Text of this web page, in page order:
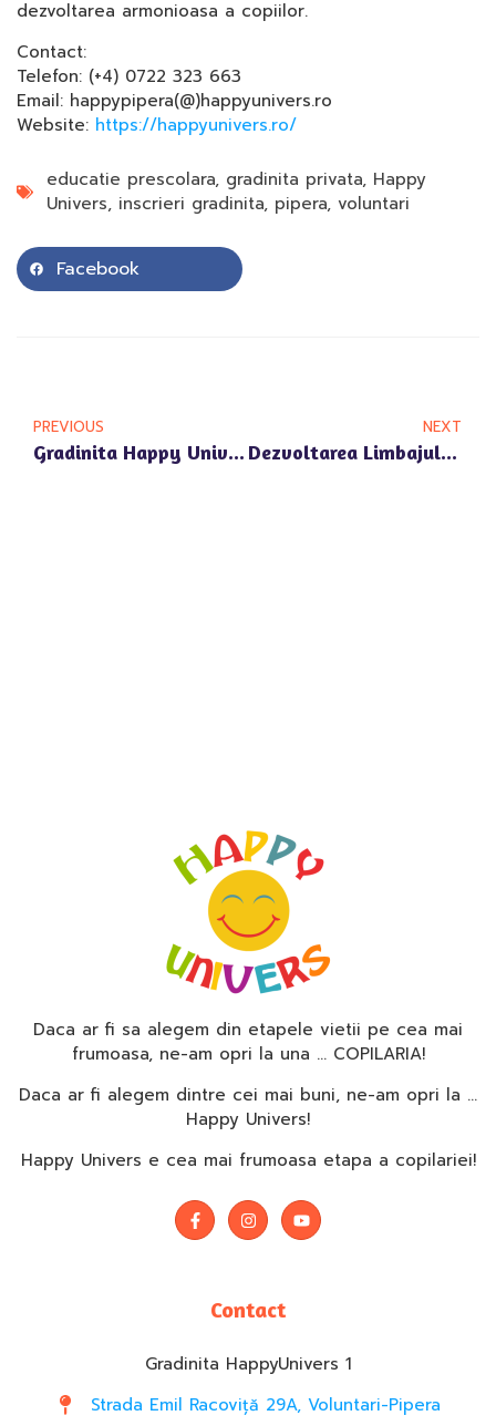
dezvoltarea armonioasa a copiilor.
Contact:
Telefon: (+4) 0722 323 663
Email: happypipera(@)happyunivers.ro
Website: https://happyunivers.ro/
educatie prescolara, gradinita privata, Happy
Univers, inscrieri gradinita, pipera, voluntari
Facebook
PREVIOUS
Gradinita Happy Univers Voluntari: Adaptarea La Nevoile Fiecarui Copil
NEXT
Dezvoltarea Limbajului La Gradinita Privata Happy Univers Voluntari
Daca ar fi sa alegem din etapele vietii pe cea mai
frumoasa, ne-am opri la una … COPILARIA!
Daca ar fi alegem dintre cei mai buni, ne-am opri la …
Happy Univers!
Happy Univers e cea mai frumoasa etapa a copilariei!
Contact
Gradinita HappyUnivers 1
Strada Emil Racoviță 29A, Voluntari-Pipera